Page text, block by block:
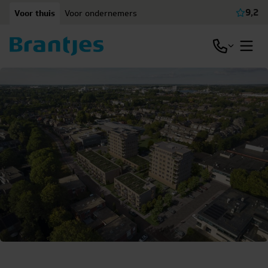
Voor thuis Voor ondernemers 9,2
Open /